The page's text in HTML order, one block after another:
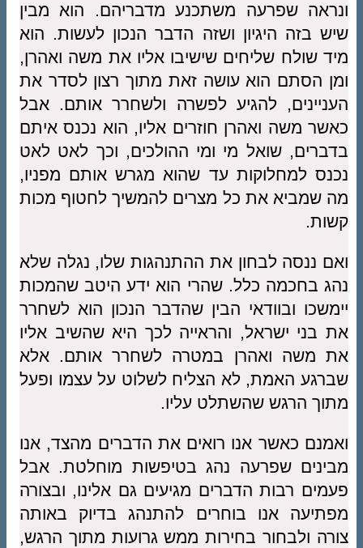
ונראה שפרעה משתכנע מדבריהם. הוא מבין
שיש בזה היגיון ושזה הדבר הנכון לעשות. הוא
מיד שולח שליחים שישיבו אליו את משה ואהרן,
ומן הסתם הוא עושה זאת מתוך רצון לסדר את
העניינים, להגיע לפשרה ולשחרר אותם. אבל
כאשר משה ואהרן חוזרים אליו, הוא נכנס איתם
בדברים, שואל מי ומי ההולכים, וכך לאט לאט
נכנס למחלוקות עד שהוא מגרש אותם מפניו,
מה שמביא את כל מצרים להמשיך לחטוף מכות
קשות.
ואם ננסה לבחון את ההתנהגות שלו, נגלה שלא
נהג בחכמה כלל. שהרי הוא ידע היטב שהמכות
יימשכו ובוודאי הבין שהדבר הנכון הוא לשחרר
את בני ישראל, והראייה לכך היא שהשיב אליו
את משה ואהרן במטרה לשחרר אותם. אלא
שברגע האמת, לא הצליח לשלוט על עצמו ופעל
מתוך הרגש שהשתלט עליו.
ואמנם כאשר אנו רואים את הדברים מהצד, אנו
מבינים שפרעה נהג בטיפשות מוחלטת. אבל
פעמים רבות הדברים מגיעים גם אלינו, ובצורה
מפתיעה אנו בוחרים להתנהג בדיוק באותה
צורה ולבחור בחירות ממש גרועות מתוך הרגש,